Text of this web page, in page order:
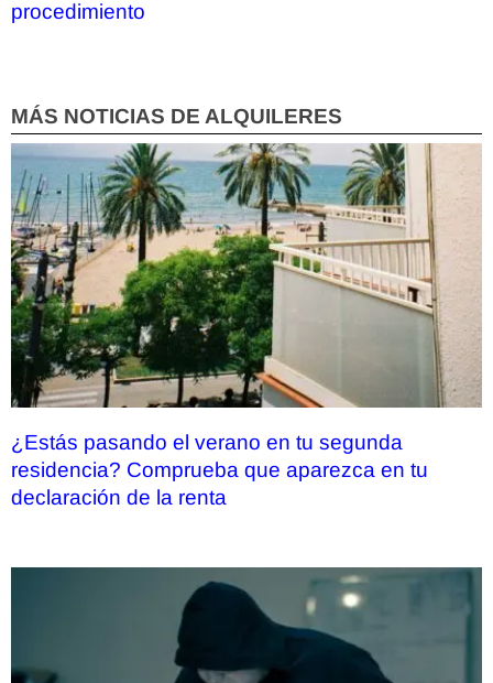
procedimiento
MÁS NOTICIAS DE ALQUILERES
¿Estás pasando el verano en tu segunda
residencia? Comprueba que aparezca en tu
declaración de la renta